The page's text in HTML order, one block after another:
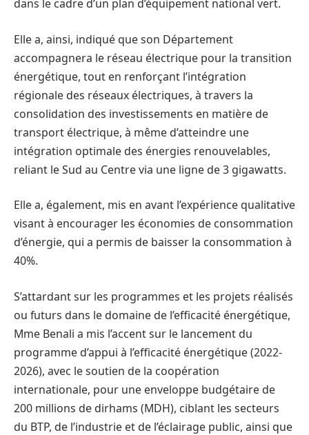
dans le cadre d’un plan d’équipement national vert.
Elle a, ainsi, indiqué que son Département
accompagnera le réseau électrique pour la transition
énergétique, tout en renforçant l’intégration
régionale des réseaux électriques, à travers la
consolidation des investissements en matière de
transport électrique, à même d’atteindre une
intégration optimale des énergies renouvelables,
reliant le Sud au Centre via une ligne de 3 gigawatts.
Elle a, également, mis en avant l’expérience qualitative
visant à encourager les économies de consommation
d’énergie, qui a permis de baisser la consommation à
40%.
S’attardant sur les programmes et les projets réalisés
ou futurs dans le domaine de l’efficacité énergétique,
Mme Benali a mis l’accent sur le lancement du
programme d’appui à l’efficacité énergétique (2022-
2026), avec le soutien de la coopération
internationale, pour une enveloppe budgétaire de
200 millions de dirhams (MDH), ciblant les secteurs
du BTP, de l’industrie et de l’éclairage public, ainsi que